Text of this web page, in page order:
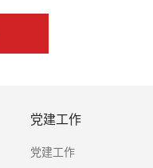
党建工作
党建工作